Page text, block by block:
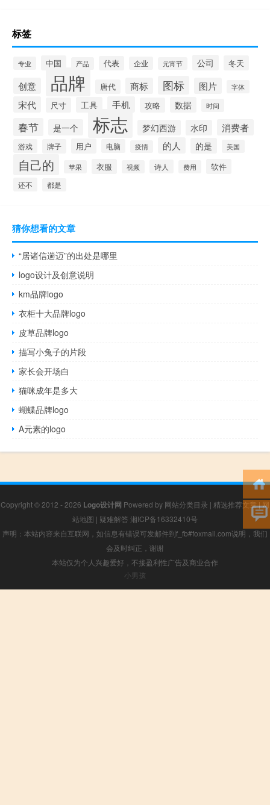
标签
专业 中国 产品 代表 企业 元宵节 公司 冬天
创意 品牌 唐代 商标 图标 图片 字体
宋代 尺寸 工具 手机 攻略 数据 时间
春节 是一个 标志 梦幻西游 水印 消费者
游戏 牌子 用户 电脑 疫情 的人 的是 美国
自己的 苹果 衣服 视频 诗人 费用 软件
还不 都是
猜你想看的文章
“居诸信遄迈”的出处是哪里
logo设计及创意说明
km品牌logo
衣柜十大品牌logo
皮草品牌logo
描写小兔子的片段
家长会开场白
猫咪成年是多大
蝴蝶品牌logo
A元素的logo
Copyright © 2012 - 2026 Logo设计网 Powered by 网站分类目录 | 精选推荐文章|网
站地图 | 疑难解答 湘ICP备16332410号
声明：本站内容来自互联网，如信息有错误可发邮件到f_fb#foxmail.com说明，我们
会及时纠正，谢谢
本站仅为个人兴趣爱好，不接盈利性广告及商业合作
小男孩